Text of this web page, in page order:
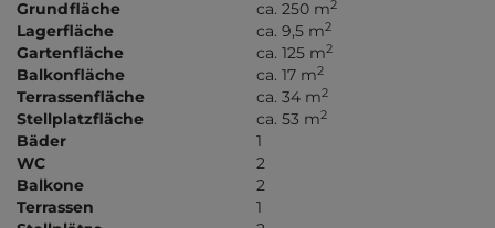
Grundfläche ca. 250 m2
Lagerfläche ca. 9,5 m2
Gartenfläche ca. 125 m2
Balkonfläche ca. 17 m2
Terrassenfläche ca. 34 m2
Stellplatzfläche ca. 53 m2
Bäder
1
WC
2
Balkone
2
Terrassen
1